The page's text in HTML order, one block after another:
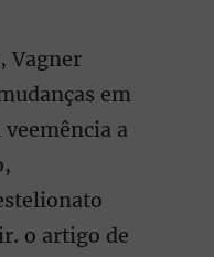
Vagner
em
a
o artigo de